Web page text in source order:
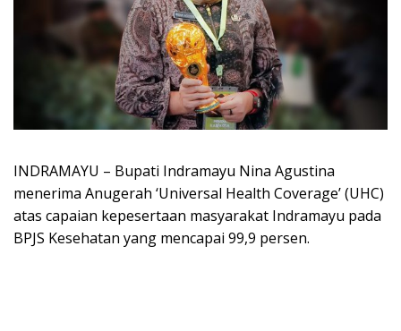
INDRAMAYU – Bupati Indramayu Nina Agustina
menerima Anugerah ‘Universal Health Coverage’ (UHC)
atas capaian kepesertaan masyarakat Indramayu pada
BPJS Kesehatan yang mencapai 99,9 persen.